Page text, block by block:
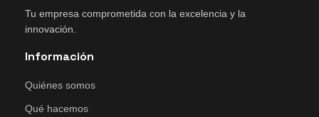
Tu empresa comprometida con la excelencia y la
innovación.
Información
Quiénes somos
Qué hacemos